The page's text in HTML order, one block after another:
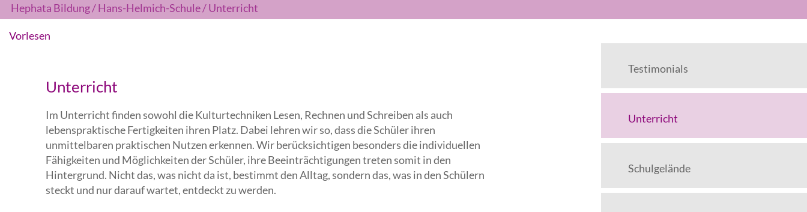
Hephata Bildung
Hans-Helmich-Schule Unterricht
Vorlesen
Unterricht
Im Unterricht finden sowohl die Kulturtechniken Lesen, Rechnen und Schreiben als auch
lebenspraktische Fertigkeiten ihren Platz. Dabei lehren wir so, dass die Schüler ihren
unmittelbaren praktischen Nutzen erkennen. Wir berücksichtigen besonders die individuellen
Fähigkeiten und Möglichkeiten der Schüler, ihre Beeinträchtigungen treten somit in den
Hintergrund. Nicht das, was nicht da ist, bestimmt den Alltag, sondern das, was in den Schülern
steckt und nur darauf wartet, entdeckt zu werden.
Testimonials
Unterricht
Schulgelände
News-Beitrag.